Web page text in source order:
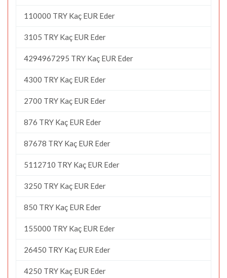
110000 TRY Kaç EUR Eder
3105 TRY Kaç EUR Eder
4294967295 TRY Kaç EUR Eder
4300 TRY Kaç EUR Eder
2700 TRY Kaç EUR Eder
876 TRY Kaç EUR Eder
87678 TRY Kaç EUR Eder
5112710 TRY Kaç EUR Eder
3250 TRY Kaç EUR Eder
850 TRY Kaç EUR Eder
155000 TRY Kaç EUR Eder
26450 TRY Kaç EUR Eder
4250 TRY Kaç EUR Eder